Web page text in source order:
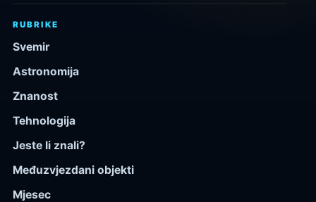
RUBRIKE
Svemir
Astronomija
Znanost
Tehnologija
Jeste li znali?
Međuzvjezdani objekti
Mjesec